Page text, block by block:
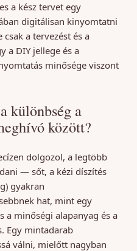
a kész tervet egy
digitálisan kinyomtatni
a tervezést és a
a DIY jellege és a
minősége viszont
különbség a
között?
dolgozol, a legtöbb
— sőt, a kézi díszítés
gyakran
hat, mint egy
a minőségi alapanyag és a
Egy mintadarab
válni, mielőtt nagyban